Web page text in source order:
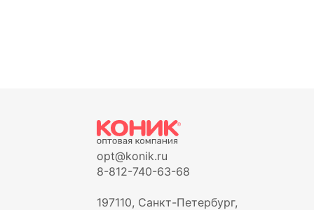
opt@konik.ru
8-812-740-63-68
197110, Санкт-Петербург,